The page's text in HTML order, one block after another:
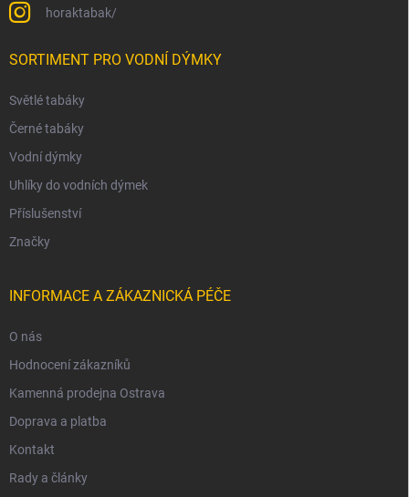
horaktabak/
SORTIMENT PRO VODNÍ DÝMKY
Světlé tabáky
Černé tabáky
Vodní dýmky
Uhlíky do vodních dýmek
Příslušenství
Značky
INFORMACE A ZÁKAZNICKÁ PÉČE
O nás
Hodnocení zákazníků
Kamenná prodejna Ostrava
Doprava a platba
Kontakt
Rady a články